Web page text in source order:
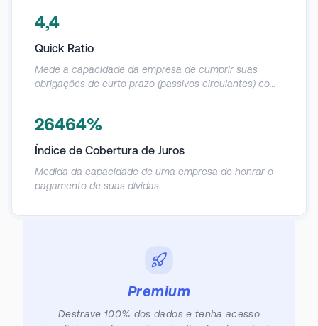
meses.
4,4
Quick Ratio
Mede a capacidade da empresa de cumprir suas
obrigações de curto prazo (passivos circulantes) com
26464%
Índice de Cobertura de Juros
Medida da capacidade de uma empresa de honrar o
pagamento de suas dívidas.
Premium
Destrave 100% dos dados e tenha acesso